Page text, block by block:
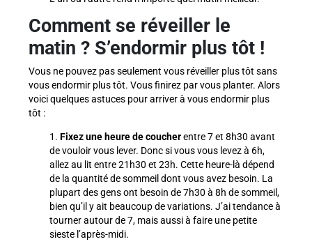
Comment se réveiller le
matin ? S’endormir plus tôt !
Vous ne pouvez pas seulement vous réveiller plus tôt sans
vous endormir plus tôt. Vous finirez par vous planter. Alors
voici quelques astuces pour arriver à vous endormir plus
tôt :
1. Fixez une heure de coucherentre 7 et 8h30 avant
de vouloir vous lever. Donc si vous vous levez à 6h,
allez au lit entre 21h30 et 23h. Cette heure-là dépend
de la quantité de sommeil dont vous avez besoin. La
plupart des gens ont besoin de 7h30 à 8h de sommeil,
bien qu’il y ait beaucoup de variations. J’ai tendance à
tourner autour de 7, mais aussi à faire une petite
sieste l’après-midi.